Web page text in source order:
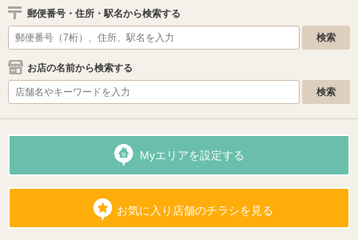
郵便番号・住所・駅名から検索する
お店の名前から検索する
Myエリアを設定する
お気に入り店舗のチラシを見る